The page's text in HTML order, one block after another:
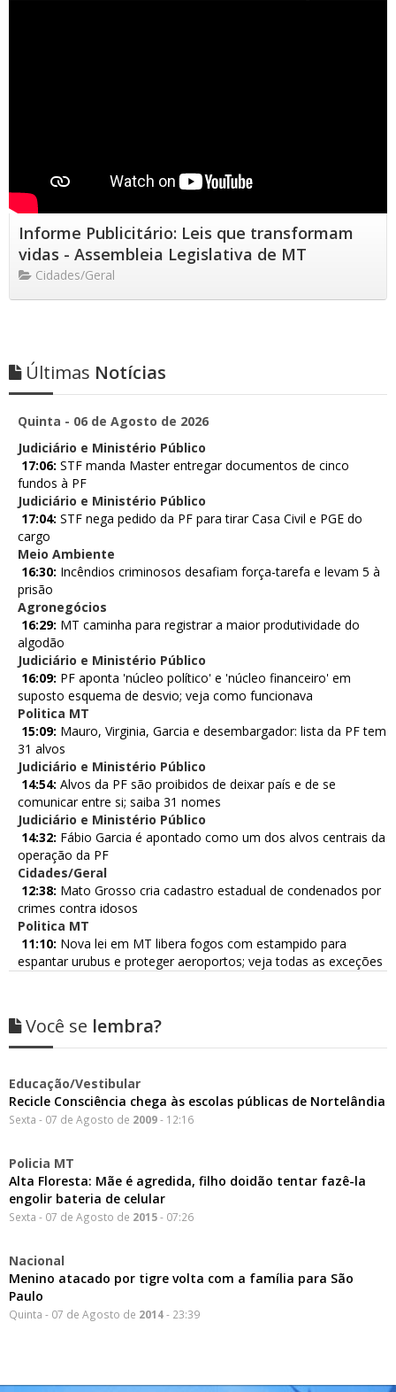
Informe Publicitário: Leis que transformam
vidas - Assembleia Legislativa de MT
Cidades/Geral
Últimas Notícias
Quinta - 06 de Agosto de 2026
Judiciário e Ministério Público
17:06: STF manda Master entregar documentos de cinco
fundos à PF
Judiciário e Ministério Público
17:04: STF nega pedido da PF para tirar Casa Civil e PGE do
cargo
Meio Ambiente
16:30: Incêndios criminosos desafiam força-tarefa e levam 5 à
prisão
Agronegócios
16:29: MT caminha para registrar a maior produtividade do
algodão
Judiciário e Ministério Público
16:09: PF aponta 'núcleo político' e 'núcleo financeiro' em
suposto esquema de desvio; veja como funcionava
Politica MT
15:09: Mauro, Virginia, Garcia e desembargador: lista da PF tem
31 alvos
Judiciário e Ministério Público
14:54: Alvos da PF são proibidos de deixar país e de se
comunicar entre si; saiba 31 nomes
Judiciário e Ministério Público
14:32: Fábio Garcia é apontado como um dos alvos centrais da
operação da PF
Cidades/Geral
12:38: Mato Grosso cria cadastro estadual de condenados por
crimes contra idosos
Politica MT
11:10: Nova lei em MT libera fogos com estampido para
espantar urubus e proteger aeroportos; veja todas as exceções
Você se lembra?
Educação/Vestibular
Recicle Consciência chega às escolas públicas de Nortelândia
Sexta - 07 de Agosto de 2009- 12:16
Policia MT
Alta Floresta: Mãe é agredida, filho doidão tentar fazê-la
engolir bateria de celular
Sexta - 07 de Agosto de 2015- 07:26
Nacional
Menino atacado por tigre volta com a família para São
Paulo
Quinta - 07 de Agosto de 2014- 23:39